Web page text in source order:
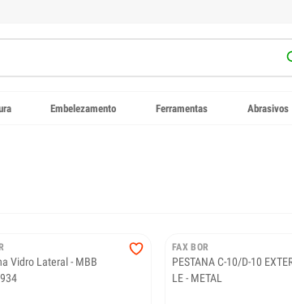
Embelezamento Ferramentas Abrasivos
Vidro Lateral - MBB
FAX BOR
PESTANA C-10/D-10
LE - METAL